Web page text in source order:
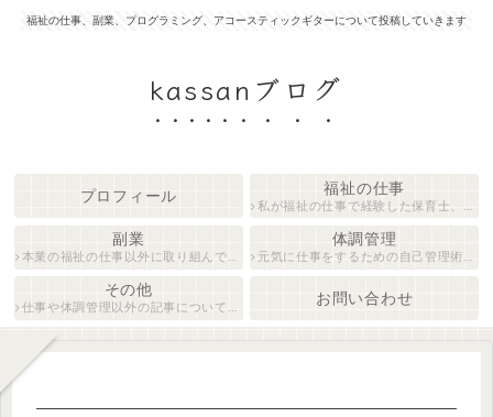
福祉の仕事、副業、プログラミング、アコースティックギターについて投稿していきます
kassanブログ
プロフィール 福祉の仕事
私が福祉の仕事で経験した保育士、障がい者生活支援員について紹介します。
副業
本業の福祉の仕事以外に取り組んでいる仕事について紹介します。
体調管理
元気に仕事をするための自己管理術について説明します。
その他
仕事や体調管理以外の記事について執筆しています。
お問い合わせ